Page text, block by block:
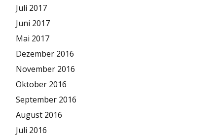
Juli 2017
Juni 2017
Mai 2017
Dezember 2016
November 2016
Oktober 2016
September 2016
August 2016
Juli 2016